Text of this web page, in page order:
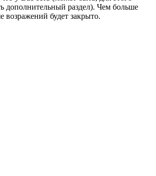
дополнительный раздел). Чем больше
возражений будет закрыто.